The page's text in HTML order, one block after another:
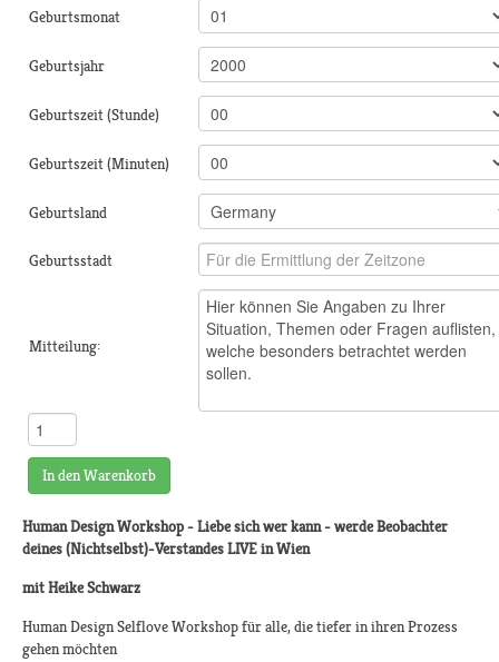
Geburtsmonat
Geburtsjahr
Geburtszeit (Stunde)
Geburtszeit (Minuten)
Geburtsland
Geburtsstadt
Mitteilung:
In den Warenkorb
Human Design Workshop -Liebe sich wer kann - werde Beobachter
deines (Nichtselbst)-Verstandes LIVE in Wien
​mit Heike Schwarz
​Human Design Selflove Workshop für alle, die tiefer in ihren Prozess
gehen möchten